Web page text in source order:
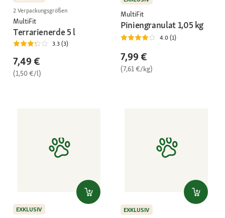
2 Verpackungsgrößen
MultiFit
Terrarienerde 5 l
3.3 (3)
7,49 €
(1,50 €/l)
MultiFit
Piniengranulat 1,05 kg
4.0 (1)
7,99 €
(7,61 €/kg)
EXKLUSIV
EXKLUSIV